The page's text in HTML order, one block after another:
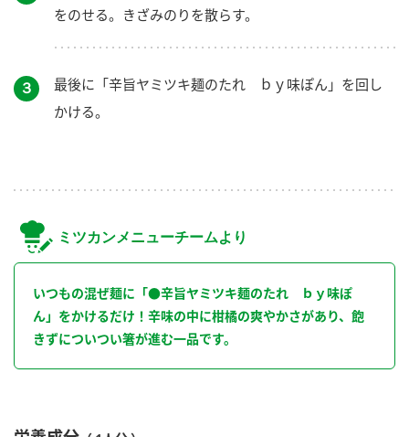
をのせる。きざみのりを散らす。
３
最後に「辛旨ヤミツキ麺のたれ ｂｙ味ぽん」を回し
かける。
ミツカンメニューチームより
いつもの混ぜ麺に「●辛旨ヤミツキ麺のたれ ｂｙ味ぽ
ん」をかけるだけ！辛味の中に柑橘の爽やかさがあり、飽
きずについつい箸が進む一品です。